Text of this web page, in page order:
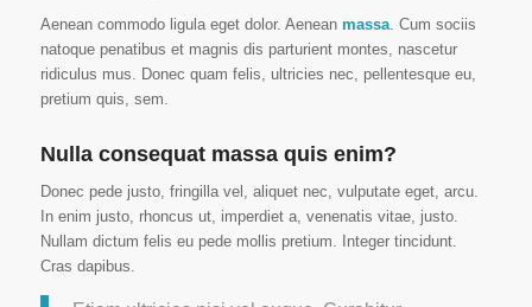
Aenean commodo ligula eget dolor. Aenean massa. Cum sociis
natoque penatibus et magnis dis parturient montes, nascetur
ridiculus mus. Donec quam felis, ultricies nec, pellentesque eu,
pretium quis, sem.
Nulla consequat massa quis enim?
Donec pede justo, fringilla vel, aliquet nec, vulputate eget, arcu.
In enim justo, rhoncus ut, imperdiet a, venenatis vitae, justo.
Nullam dictum felis eu pede mollis pretium. Integer tincidunt.
Cras dapibus.